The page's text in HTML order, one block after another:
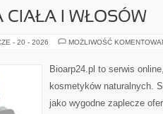
CIAŁA I WŁOSÓW
- 20 - 2026 MOŻLIWOŚĆ
Bioarp24.pl to serwis
kosmetyków naturalnych.
jako wygodne zaplecze